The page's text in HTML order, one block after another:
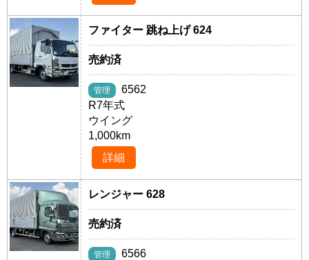
ファイター 跳ね上げ 624
売約済
管理
6562
R7年式
ウイング
1,000km
詳細
レンジャー 628
売約済
管理
6566